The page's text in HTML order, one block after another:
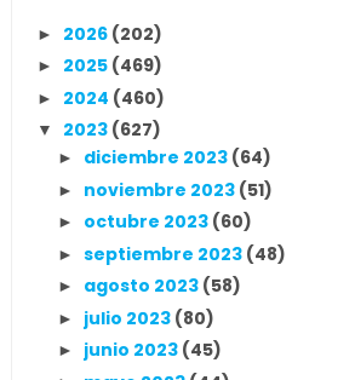
► 2026 (202)
► 2025 (469)
► 2024 (460)
▼ 2023 (627)
► diciembre 2023 (64)
► noviembre 2023 (51)
► octubre 2023 (60)
► septiembre 2023 (48)
► agosto 2023 (58)
► julio 2023 (80)
► junio 2023 (45)